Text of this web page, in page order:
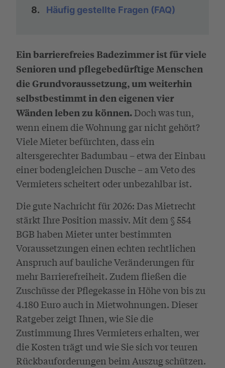
8.
Häufig gestellte Fragen (FAQ)
Ein barrierefreies Badezimmer ist für viele
Senioren und pflegebedürftige Menschen
die Grundvoraussetzung, um weiterhin
selbstbestimmt in den eigenen vier
Wänden leben zu können.Doch was tun,
wenn einem die Wohnung gar nicht gehört?
Viele Mieter befürchten, dass ein
altersgerechter Badumbau – etwa der Einbau
einer bodengleichen Dusche – am Veto des
Vermieters scheitert oder unbezahlbar ist.
Die gute Nachricht für 2026: Das Mietrecht
stärkt Ihre Position massiv. Mit dem § 554
BGB haben Mieter unter bestimmten
Voraussetzungen einen echten rechtlichen
Anspruch auf bauliche Veränderungen für
mehr Barrierefreiheit. Zudem fließen die
Zuschüsse der Pflegekasse in Höhe von bis zu
4.180 Euro auch in Mietwohnungen. Dieser
Ratgeber zeigt Ihnen, wie Sie die
Zustimmung Ihres Vermieters erhalten, wer
die Kosten trägt und wie Sie sich vor teuren
Rückbauforderungen beim Auszug schützen.